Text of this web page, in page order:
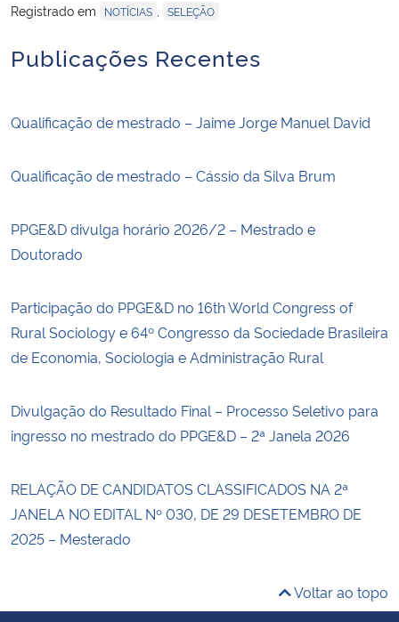
Advocacia-Geral da União
Banco Central do Brasil
Registrado em
NOTÍCIAS SELEÇÃO
Publicações Recentes
Qualificação de mestrado – Jaime Jorge Manuel David
Qualificação de mestrado – Cássio da Silva Brum
PPGE&D divulga horário 2026/2 – Mestrado e
Doutorado
Participação do PPGE&D no 16th World Congress of
Rural Sociology e 64º Congresso da Sociedade Brasileira
de Economia, Sociologia e Administração Rural
Divulgação do Resultado Final – Processo Seletivo para
ingresso no mestrado do PPGE&D – 2ª Janela 2026
RELAÇÃO DE CANDIDATOS CLASSIFICADOS NA 2ª
JANELA NO EDITAL Nº 030, DE 29 DESETEMBRO DE
2025 – Mesterado
Voltar ao topo